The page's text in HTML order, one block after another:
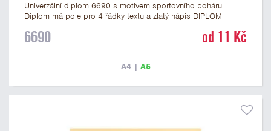
Univerzální diplom 6690 s motivem sportovního poháru.
Diplom má pole pro 4 řádky textu a zlatý nápis DIPLOM
formátu A4 a A5. Tento diplom je vhodný pro většinu událostí,
6690 od 11 Kč
A4| A5